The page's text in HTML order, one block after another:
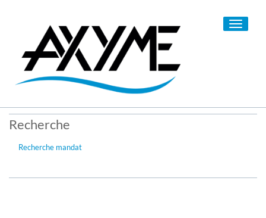
Toggle
Recherche
Recherche mandat